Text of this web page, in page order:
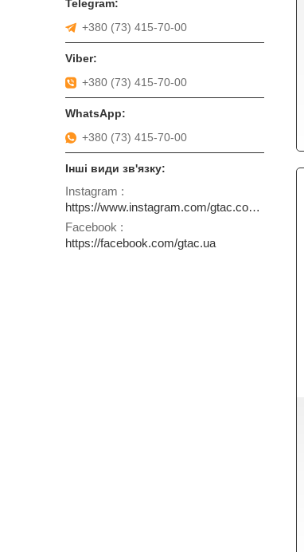
+380 (73) 415-70-00
+380 (73) 415-70-00
+380 (73) 415-70-00
Instagram
https://www.instagram.com/gtac.com.ua
Facebook
https://facebook.com/gtac.ua